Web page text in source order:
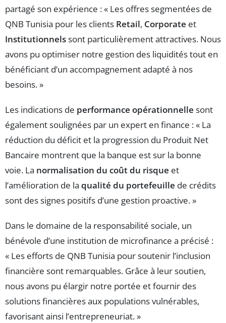
partagé son expérience : « Les offres segmentées de
QNB Tunisia pour les clients Retail, Corporate et
Institutionnelssont particulièrement attractives. Nous
avons pu optimiser notre gestion des liquidités tout en
bénéficiant d’un accompagnement adapté à nos
besoins. »
Les indications de performance opérationnelle sont
également soulignées par un expert en finance : « La
réduction du déficit et la progression du Produit Net
Bancaire montrent que la banque est sur la bonne
voie. La normalisation du coût du risque et
l’amélioration de la qualité du portefeuille de crédits
sont des signes positifs d’une gestion proactive. »
Dans le domaine de la responsabilité sociale, un
bénévole d’une institution de microfinance a précisé :
« Les efforts de QNB Tunisia pour soutenir l’inclusion
financière sont remarquables. Grâce à leur soutien,
nous avons pu élargir notre portée et fournir des
solutions financières aux populations vulnérables,
favorisant ainsi l’entrepreneuriat. »